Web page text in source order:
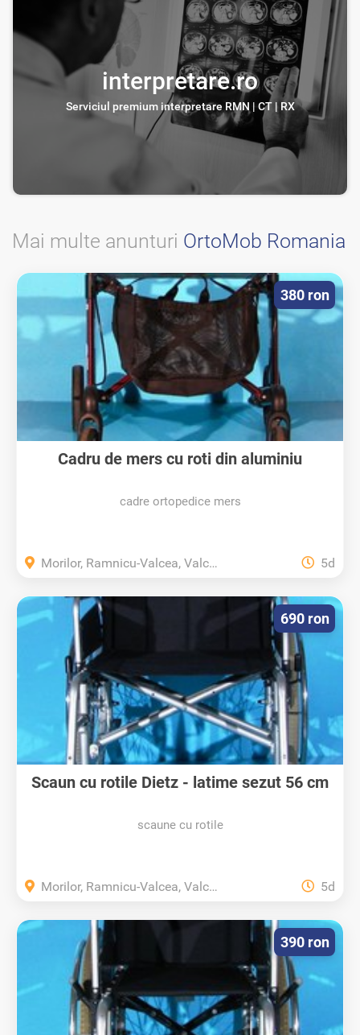
interpretare.ro
Serviciul premium interpretare RMN | CT | RX
Mai multe anunturi OrtoMob Romania
Cadru de mers cu roti din aluminiu
cadre ortopedice mers
380 ron
Morilor, Ramnicu-Valcea, Valcea 5d
Scaun cu rotile Dietz - latime sezut 56 cm
scaune cu rotile
690 ron
Morilor, Ramnicu-Valcea, Valcea 5d
390 ron